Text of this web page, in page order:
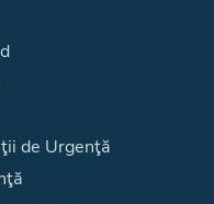
de Urgenţă